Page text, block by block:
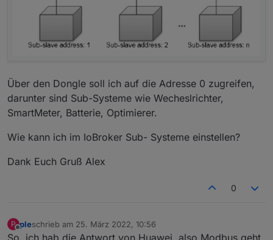
Über den Dongle soll ich auf die Adresse 0 zugreifen,
darunter sind Sub-Systeme wie Wecheslrichter,
SmartMeter, Batterie, Optimierer.
Wie kann ich im IoBroker Sub- Systeme einstellen?
Dank Euch Gruß Alex
0
P
Offline
pleschrieb am 25. März 2022, 10:56
zuletzt editiert von